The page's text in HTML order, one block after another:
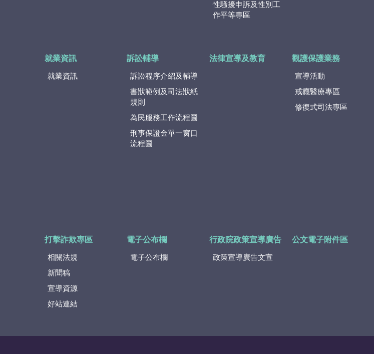
性騷擾申訴及性別工
作平等專區
就業資訊
就業資訊
訴訟輔導
訴訟程序介紹及輔導
書狀範例及司法狀紙
規則
為民服務工作流程圖
刑事保證金單一窗口
流程圖
法律宣導及教育 觀護保護業務
宣導活動
戒癮醫療專區
修復式司法專區
打擊詐欺專區
相關法規
新聞稿
宣導資源
好站連結
電子公布欄
電子公布欄
行政院政策宣導廣告
政策宣導廣告文宣
公文電子附件區